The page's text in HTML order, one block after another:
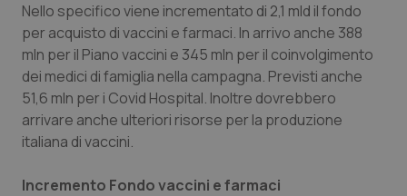
Campania
Emilia-Romagna
Friuli Venezia Giulia
Car-T
Colesterolo & coronaropatie
Dermatite Atopica
Nello specifico viene incrementato di 2,1 mld il fondo
per acquisto di vaccini e farmaci. In arrivo anche 388
mln per il Piano vaccini e 345 mln per il coinvolgimento
dei medici di famiglia nella campagna. Previsti anche
51,6 mln per i Covid Hospital. Inoltre dovrebbero
arrivare anche ulteriori risorse per la produzione
italiana di vaccini.
Incremento Fondo vaccini e farmaci